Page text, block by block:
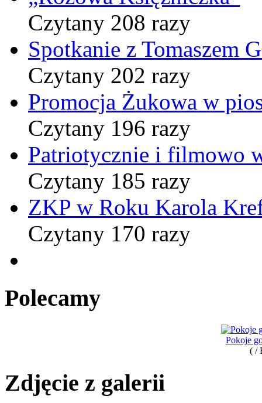
Czytany 208 razy
Spotkanie z Tomaszem
Czytany 202 razy
Promocja Żukowa w
Czytany 196 razy
Patriotycznie i filmowo
Czytany 185 razy
ZKP w Roku Karola
Czytany 170 razy
Polecamy
Pokoje
( /
Zdjęcie z galerii